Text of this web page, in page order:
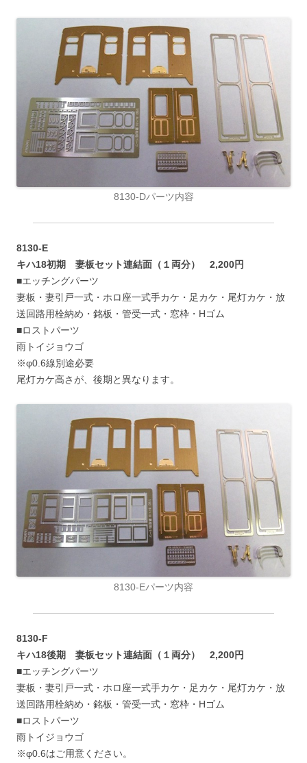
8130-Dパーツ内容
8130-E
キハ18初期 妻板セット連結面（１両分） 2,200円
■エッチングパーツ
妻板・妻引戸一式・ホロ座一式手カケ・足カケ・尾灯カケ・放
送回路用栓納め・銘板・管受一式・窓枠・Hゴム
■ロストパーツ
雨トイジョウゴ
※φ0.6線別途必要
尾灯カケ高さが、後期と異なります。
8130-Eパーツ内容
8130-F
キハ18後期 妻板セット連結面（１両分） 2,200円
■エッチングパーツ
妻板・妻引戸一式・ホロ座一式手カケ・足カケ・尾灯カケ・放
送回路用栓納め・銘板・管受一式・窓枠・Hゴム
■ロストパーツ
雨トイジョウゴ
※φ0.6はご用意ください。